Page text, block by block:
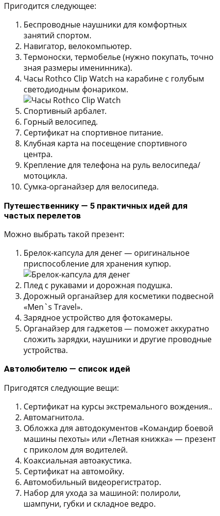
Пригодится следующее:
Беспроводные наушники для комфортных
занятий спортом.
Навигатор, велокомпьютер.
Термоноски, термобелье (нужно покупать, точно
зная размеры именинника).
Часы Rothco Clip Watch на карабине с голубым
светодиодным фонариком.
Спортивный арбалет.
Горный велосипед.
Сертификат на спортивное питание.
Клубная карта на посещение спортивного
центра.
Крепление для телефона на руль велосипеда/
мотоцикла.
Сумка-органайзер для велосипеда.
Путешественнику — 5 практичных идей для
частых перелетов
Можно выбрать такой презент:
Брелок-капсула для денег — оригинальное
приспособление для хранения купюр.
Плед с рукавами и дорожная подушка.
Дорожный органайзер для косметики подвесной
«Men`s Travel».
Зарядное устройство для фотокамеры.
Органайзер для гаджетов — поможет аккуратно
сложить зарядки, наушники и другие проводные
устройства.
Автолюбителю — список идей
Пригодятся следующие вещи:
Сертификат на курсы экстремального вождения..
Автомагнитола.
Обложка для автодокументов «Командир боевой
машины пехоты» или «Летная книжка» — презент
с приколом для водителей.
Коаксиальная автоакустика.
Сертификат на автомойку.
Автомобильный видеорегистратор.
Набор для ухода за машиной: полироли,
шампуни, губки и складное ведро.